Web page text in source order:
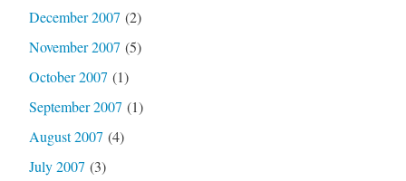
December 2007 (2)
November 2007 (5)
October 2007 (1)
September 2007 (1)
August 2007 (4)
July 2007 (3)